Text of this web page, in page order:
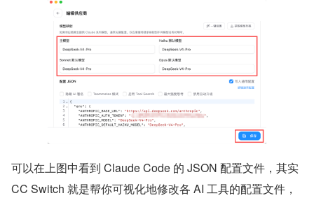
可以在上图中看到 Claude Code 的 JSON 配置文件，其实
CC Switch 就是帮你可视化地修改各 AI 工具的配置文件，